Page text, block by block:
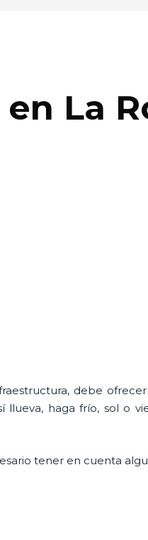
La
debe
haga frío, sol o
tener en cuenta